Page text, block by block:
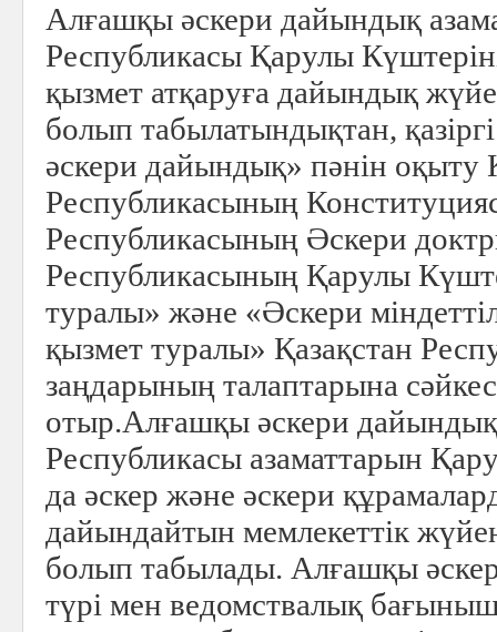
Алғашқы әскери дайындық
Республикасы Қарулы
қызмет атқаруға дайындық
болып табылатындықтан,
әскери дайындық» пәнін оқыту
Республикасының
Республикасының Әскери
Республикасының Қарулы
туралы» және «Әскери
қызмет туралы» Қазақстан
заңдарының талаптарына
отыр.Алғашқы әскери
Республикасы азаматтарын
да әскер және әскери
дайындайтын мемлекеттiк
болып табылады. Алғашқы
түрі мен ведомствалық